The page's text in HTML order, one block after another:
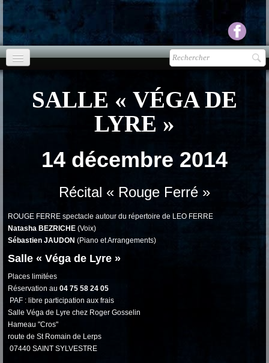
agenda
Ecouter Voir ▼
Espace pro▼
SALLE « VÉGA DE
LYRE »
14 décembre 2014
Récital « Rouge Ferré »
ROUGE FERRE spectacle autour du répertoire de LEO FERRE
Natasha BEZRICHE (Voix)
Sébastien JAUDON (Piano et Arrangements)
Salle « Véga de Lyre »
Places limitées
Réservation au 04 75 58 24 05
PAF : libre participation aux frais
Salle Véga de Lyre chez Roger Gosselin
Hameau "Cros"
route de St Romain de Lerps
07440 SAINT SYLVESTRE